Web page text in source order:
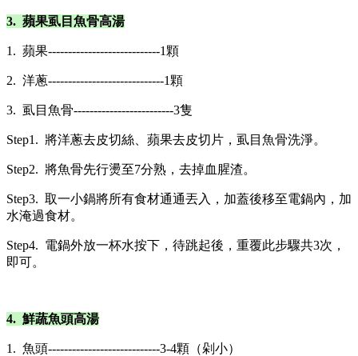
3. 蘋果虱目魚骨高湯
1. 蘋果----------------------------1顆
2. 洋蔥-----------------------------1顆
3. 虱目魚骨-------------------------3隻
Step1. 將洋蔥去皮切絲、蘋果去皮切片，虱目魚骨洗淨。
Step2. 將魚骨先行燙至7分熟，去掉血腥渣。
Step3. 取一小鍋將所有食材通通丟入，加蓋後移至電鍋內，加
水淹過食材。
Step4. 電鍋外放一杯水按下，待跳起後，重覆此步驟共3次，
即可。
4. 鮮蔬魚頭高湯
1. 魚頭----------------------------3-4顆（剁小）